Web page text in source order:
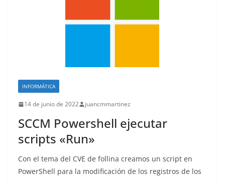
INFORMÁTICA
14 de junio de 2022 juancmmartinez
SCCM Powershell ejecutar
scripts «Run»
Con el tema del CVE de follina creamos un script en
PowerShell para la modificación de los registros de los